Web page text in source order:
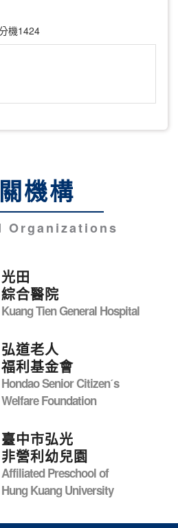
機1424
機構
光田
綜合醫院
Kuang Tien General Hospital
弘道老人
福利基金會
Hondao Senior Citizenˊs
Welfare Foundation
臺中市弘光
非營利幼兒園
Affiliated Preschool of
Hung Kuang University